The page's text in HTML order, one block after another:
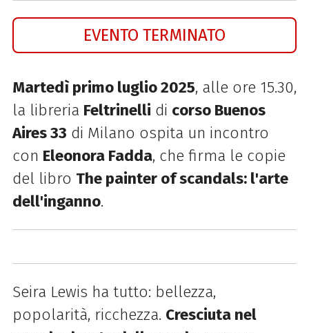
EVENTO TERMINATO
Martedì primo luglio 2025, alle ore 15.30,
la libreria Feltrinelli di corso Buenos
Aires 33 di Milano ospita un incontro
con Eleonora Fadda, che firma le copie
del libro The painter of scandals: l'arte
dell'inganno.
Seira Lewis ha tutto: bellezza,
popolarità, ricchezza. Cresciuta nel